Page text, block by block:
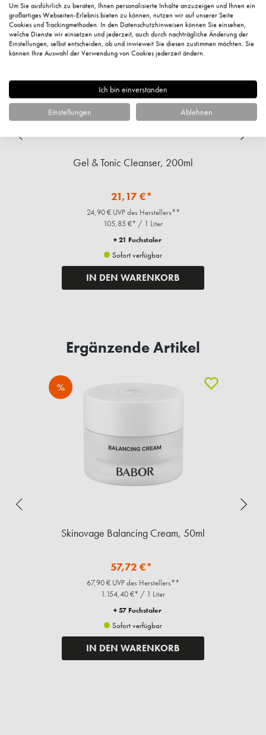
%
Gel & Tonic Cleanser, 200ml
21,17 €*
24,90 € UVP des Herstellers**
105,85 €* / 1 Liter
+ 21 Fuchstaler
Sofort verfügbar
IN DEN WARENKORB
Ergänzende Artikel
%
Skinovage Balancing Cream, 50ml
57,72 €*
67,90 € UVP des Herstellers**
1.154,40 €* / 1 Liter
+ 57 Fuchstaler
Sofort verfügbar
IN DEN WARENKORB
Um Sie ausführlich zu beraten, Ihnen personalisierte Inhalte anzuzeigen und Ihnen ein
großartiges Webseiten-Erlebnis bieten zu können, nutzen wir auf unserer Seite
Cookies und Trackingmethoden. In den Datenschutzhinweisen können Sie einsehen,
welche Dienste wir einsetzen und jederzeit, auch durch nachträgliche Änderung der
Einstellungen, selbst entscheiden, ob und inwieweit Sie diesen zustimmen möchten. Sie
können Ihre Auswahl der Verwendung von Cookies jederzeit ändern.
Ich bin einverstanden
Einstellungen Ablehnen